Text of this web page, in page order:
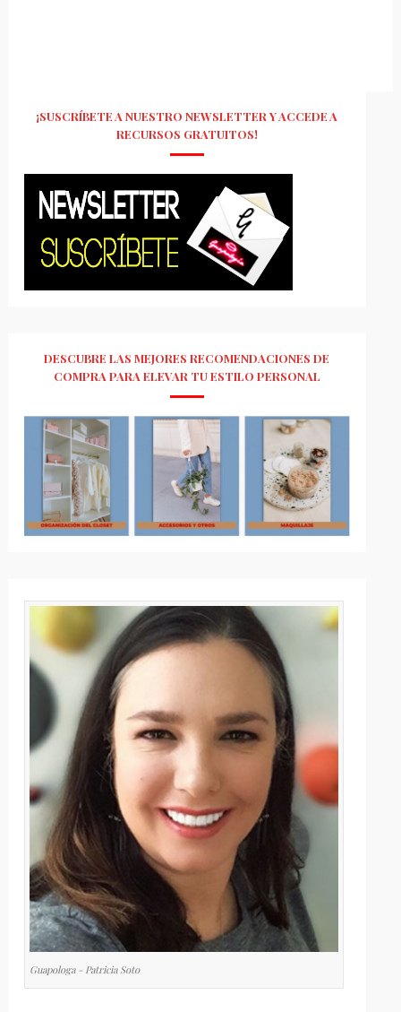
¡SUSCRÍBETE A NUESTRO NEWSLETTER Y ACCEDE A
RECURSOS GRATUITOS!
DESCUBRE LAS MEJORES RECOMENDACIONES DE
COMPRA PARA ELEVAR TU ESTILO PERSONAL
Guapologa - Patricia Soto